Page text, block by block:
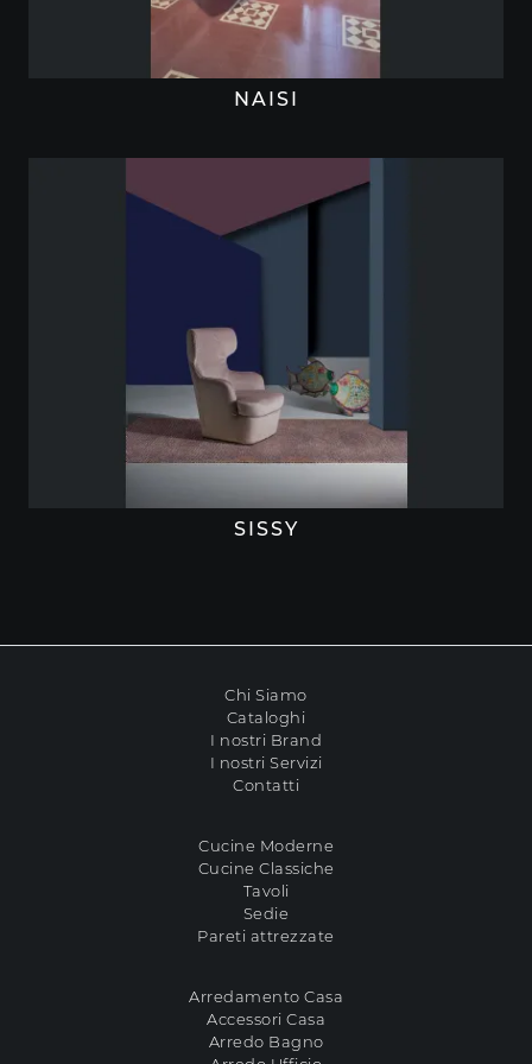
NAISI
SISSY
Chi Siamo
Cataloghi
I nostri Brand
I nostri Servizi
Contatti
Cucine Moderne
Cucine Classiche
Tavoli
Sedie
Pareti attrezzate
Arredamento Casa
Accessori Casa
Arredo Bagno